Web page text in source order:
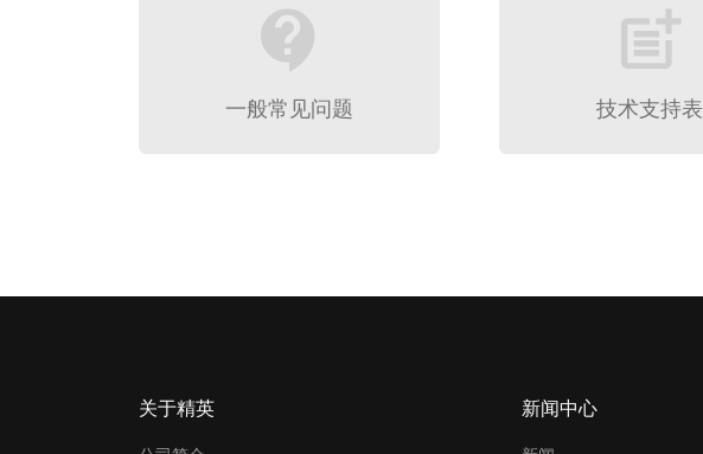
contact_support
一般常见问题
post_add
技术支持表
关于精英 新闻中心